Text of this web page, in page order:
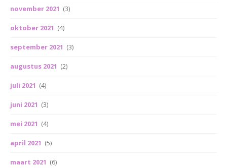
november 2021 (3)
oktober 2021 (4)
september 2021 (3)
augustus 2021 (2)
juli 2021 (4)
juni 2021 (3)
mei 2021 (4)
april 2021 (5)
maart 2021 (6)